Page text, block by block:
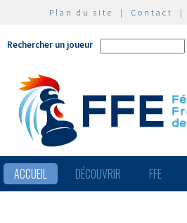
Plan du site | Contact |
Rechercher un joueur
ACCUEIL DÉCOUVRIR FFE